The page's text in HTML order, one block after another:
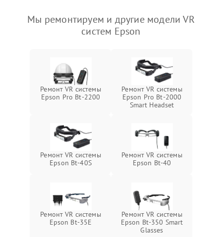
Мы ремонтируем и другие модели VR
систем Epson
Ремонт VR системы
Epson Pro Bt-2200
Ремонт VR системы
Epson Pro Bt-2000
Smart Headset
Ремонт VR системы
Epson Bt-40S
Ремонт VR системы
Epson Bt-40
Ремонт VR системы
Epson Bt-35E
Ремонт VR системы
Epson Bt-350 Smart
Glasses